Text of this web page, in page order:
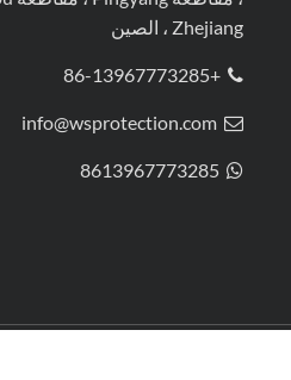
Zhejiang ، الصين
+86-13967773285
info@wsprotection.com
8613967773285